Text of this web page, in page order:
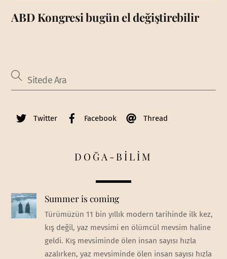
ABD Kongresi bugün el değiştirebilir
Twitter Facebook Thread
DOĞA-BİLİM
Summer is coming
Türümüzün 11 bin yıllık modern tarihinde ilk kez,
kış değil, yaz mevsimi en ölümcül mevsim haline
geldi. Kış mevsiminde ölen insan sayısı hızla
azalırken, yaz mevsiminde ölen insan sayısı hızla